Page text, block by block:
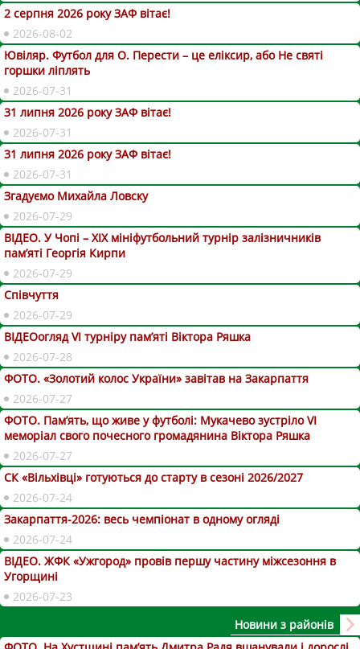
2 серпня 2026 року ЗАФ вітає!
2026-08-02
Ювіляр. Футбол для О. Перести – це еліксир, або Не святі
горшки ліплять
2026-07-31
31 липня 2026 року ЗАФ вітає!
2026-07-31
31 липня 2026 року ЗАФ вітає!
2026-07-31
Згадуємо Михайла Ловску
2026-07-29
ВІДЕО. У Чопі – ХІХ мініфутбольний турнір залізничників
пам’яті Георгія Кирпи
2026-07-29
Співчуття
2026-07-29
ВІДЕОогляд VІ турніру пам’яті Віктора Ряшка
2026-07-28
ФОТО. «Золотий колос України» завітав на Закарпаття
2026-07-27
ФОТО. Пам’ять, що живе у футболі: Мукачево зустріло VI
меморіал свого почесного громадянина Віктора Ряшка
2026-07-27
СК «Вільхівці» готуються до старту в сезоні 2026/2027
2026-07-24
Закарпаття-2026: весь чемпіонат в одному огляді
2026-07-24
ВІДЕО. ЖФК «Ужгород» провів першу частину міжсезоння в
Угорщині
2026-07-23
Новини з районів